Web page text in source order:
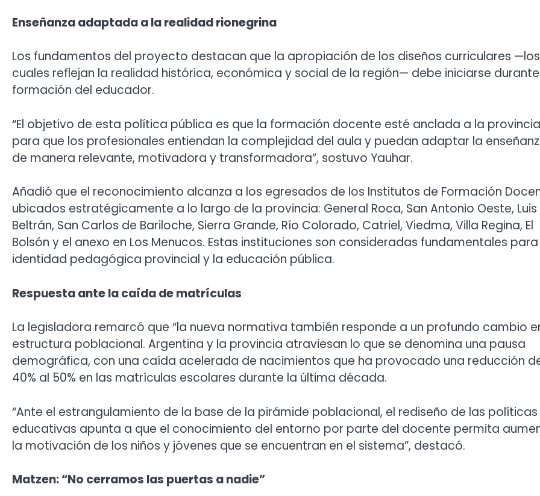
Enseñanza adaptada a la realidad rionegrina
Los fundamentos del proyecto destacan que la apropiación de los diseños curriculares —los
cuales reflejan la realidad histórica, económica y social de la región— debe iniciarse
formación del educador.
“El objetivo de esta política pública es que la formación docente esté anclada a la provincia
para que los profesionales entiendan la complejidad del aula y puedan adaptar la
de manera relevante, motivadora y transformadora”, sostuvo Yauhar.
Añadió que el reconocimiento alcanza a los egresados de los Institutos de Formación
ubicados estratégicamente a lo largo de la provincia: General Roca, San Antonio Oeste, Luis
Beltrán, San Carlos de Bariloche, Sierra Grande, Río Colorado, Catriel, Viedma, Villa Regina, El
Bolsón y el anexo en Los Menucos. Estas instituciones son consideradas fundamentales
identidad pedagógica provincial y la educación pública.
Respuesta ante la caída de matrículas
La legisladora remarcó que “la nueva normativa también responde a un profundo cambio
estructura poblacional. Argentina y la provincia atraviesan lo que se denomina una pausa
demográfica, con una caída acelerada de nacimientos que ha provocado una reducción
40% al 50% en las matrículas escolares durante la última década.
“Ante el estrangulamiento de la base de la pirámide poblacional, el rediseño de las políticas
educativas apunta a que el conocimiento del entorno por parte del docente permita
la motivación de los niños y jóvenes que se encuentran en el sistema”, destacó.
Matzen: “No cerramos las puertas a nadie”